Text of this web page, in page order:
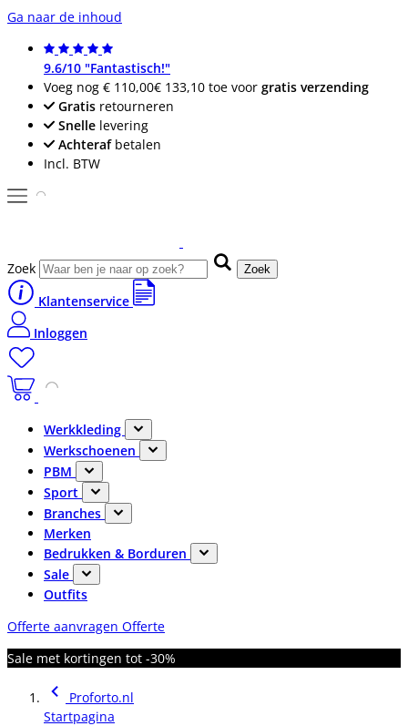
Ga naar de inhoud
9.6/10 "Fantastisch!"
Voeg nog € 110,00€ 133,10 toe voor gratis verzending
Gratis retourneren
Snelle levering
Achterafbetalen
Incl. BTW
Zoek Zoek
Klantenservice
Inloggen
Werkkleding
Werkschoenen
PBM
Sport
Branches
Merken
Bedrukken & Borduren
Sale
Outfits
Offerte aanvragen Offerte
Sale met kortingen tot -30%
Proforto.nl
Startpagina